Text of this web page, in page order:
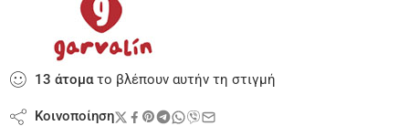
13 άτοματο βλέπουν αυτήν τη στιγμή
Κοινοποίηση